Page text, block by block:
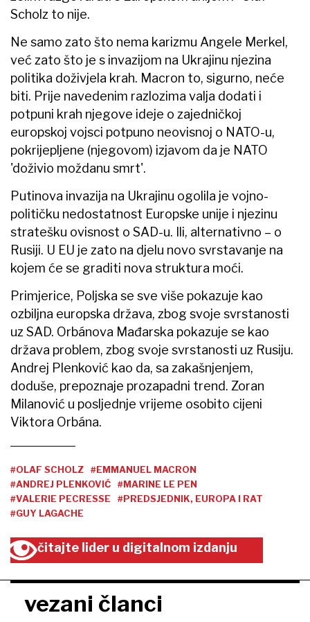
Scholz to nije.
Ne samo zato što nema karizmu Angele Merkel,
već zato što je s invazijom na Ukrajinu njezina
politika doživjela krah. Macron to, sigurno, neće
biti. Prije navedenim razlozima valja dodati i
potpuni krah njegove ideje o zajedničkoj
europskoj vojsci potpuno neovisnoj o NATO-u,
pokrijepljene (njegovom) izjavom da je NATO
'doživio moždanu smrt'.
Putinova invazija na Ukrajinu ogolila je vojno-
političku nedostatnost Europske unije i njezinu
stratešku ovisnost o SAD-u. Ili, alternativno – o
Rusiji. U EU je zato na djelu novo svrstavanje na
kojem će se graditi nova struktura moći.
Primjerice, Poljska se sve više pokazuje kao
ozbiljna europska država, zbog svoje svrstanosti
uz SAD. Orbánova Mađarska pokazuje se kao
država problem, zbog svoje svrstanosti uz Rusiju.
Andrej Plenković kao da, sa zakašnjenjem,
doduše, prepoznaje prozapadni trend. Zoran
Milanović u posljednje vrijeme osobito cijeni
Viktora Orbána.
#OLAF SCHOLZ
#EMMANUEL MACRON
#ANDREJ PLENKOVIĆ
#MARINE LE PEN
#VALERIE PECRESSE
#PREDSJEDNIK, EUROPA I RAT
#GUY LAGACHE
čitajte lider u digitalnom izdanju
vezani članci